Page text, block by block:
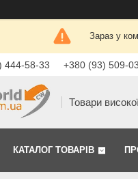
Зараз у
444-58-33 +380 (93) 509-
Товари
КАТАЛОГ ТОВАРІВ